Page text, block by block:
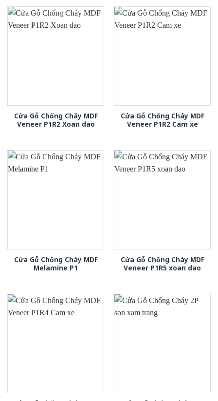
Cửa Gỗ Chống Cháy MDF
Veneer P1R2 Xoan dao
Cửa Gỗ Chống Cháy MDF
Veneer P1R2 Cam xe
Cửa Gỗ Chống Cháy MDF
Melamine P1
Cửa Gỗ Chống Cháy MDF
Veneer P1R5 xoan dao